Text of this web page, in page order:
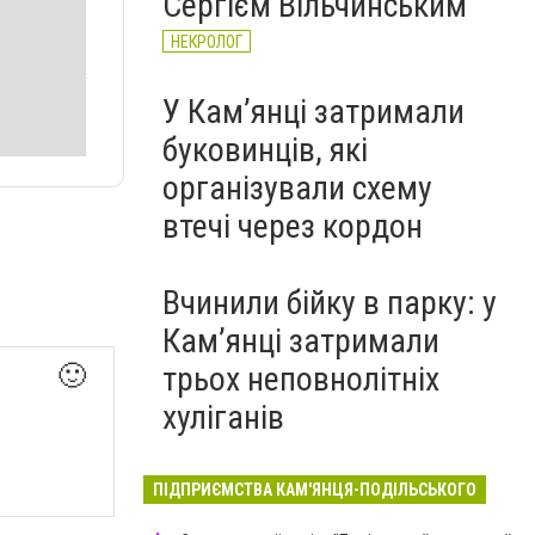
🙂
НЕКРОЛОГ
У Кам’янці затримали
буковинців, які
організували схему
втечі через кордон
Вчинили бійку в парку: у
Кам’янці затримали
трьох неповнолітніх
хуліганів
ПІДПРИЄМСТВА КАМ'ЯНЦЯ-ПОДІЛЬСЬКОГО